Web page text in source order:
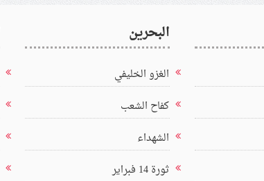
البحرين
الغزو الخليفي
كفاح الشعب
الشهداء
ثورة 14 فبراير